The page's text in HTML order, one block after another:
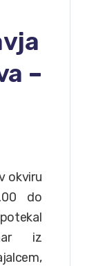
–
okviru
do
iz